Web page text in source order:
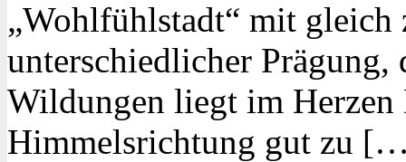
„Wohlfühlstadt“ mit
unterschiedlicher Prägung,
Wildungen liegt im Herzen
Himmelsrichtung gut zu